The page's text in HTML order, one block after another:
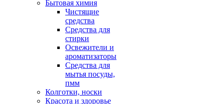
Бытовая химия
Чистящие
средства
Средства для
стирки
Освежители и
ароматизаторы
Средства для
мытья посуды,
пмм
Колготки, носки
Красота и здоровье